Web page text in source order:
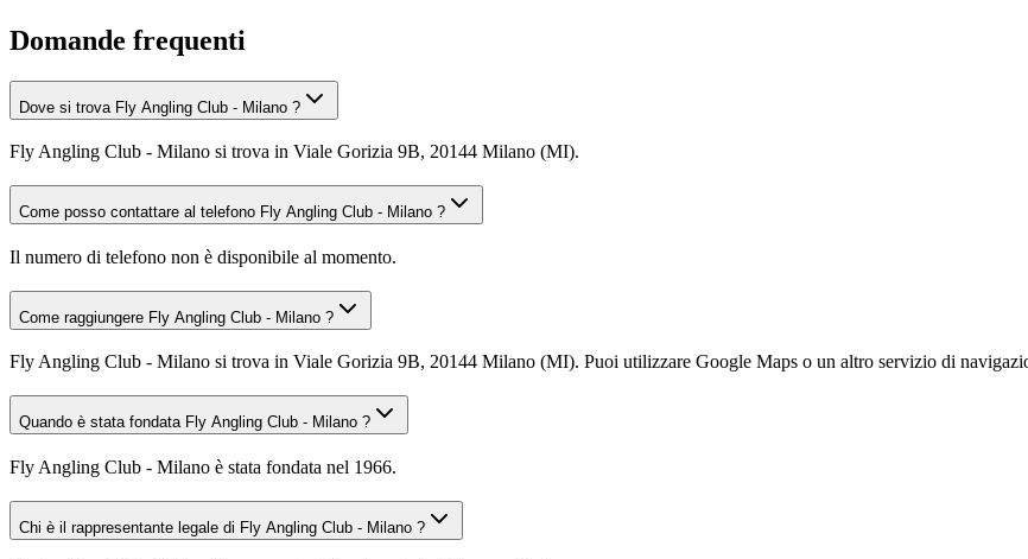
Domande frequenti
Dove si trova Fly Angling Club - Milano ?
Fly Angling Club - Milano si trova in Viale Gorizia 9B, 20144 Milano (MI).
Come posso contattare al telefono Fly Angling Club - Milano ?
Il numero di telefono non è disponibile al momento.
Come raggiungere Fly Angling Club - Milano ?
Fly Angling Club - Milano si trova in Viale Gorizia 9B, 20144 Milano (MI). Puoi utilizzare Google Maps o un altro servizio di
Quando è stata fondata Fly Angling Club - Milano ?
Fly Angling Club - Milano è stata fondata nel 1966.
Chi è il rappresentante legale di Fly Angling Club - Milano ?